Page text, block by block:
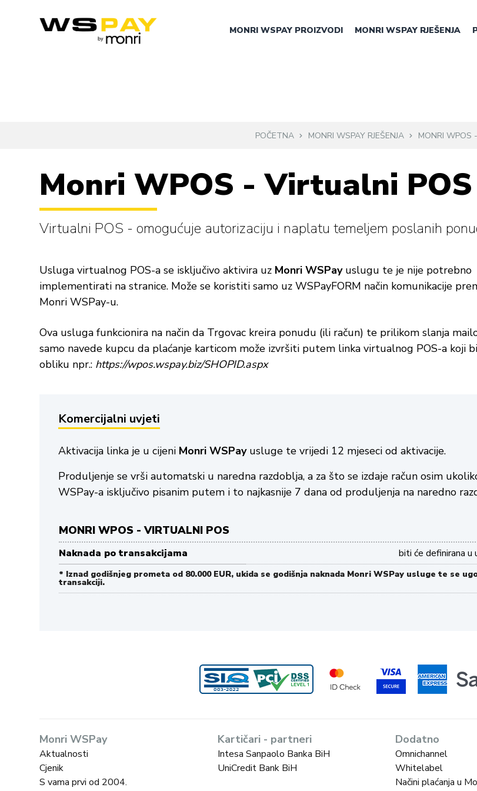
MONRI WSPAY PROIZVODI MONRI WSPAY RJEŠENJA
POČETNA MONRI WSPAY RJEŠENJA MONRI WPOS
Monri WPOS - Virtualni POS
Virtualni POS - omogućuje autorizaciju i naplatu temeljem poslanih
Usluga virtualnog POS-a se isključivo aktivira uz Monri WSPay uslugu te je nije potrebno
implementirati na stranice. Može se koristiti samo uz WSPayFORM način komunikacije
Monri WSPay-u.
Ova usluga funkcionira na način da Trgovac kreira ponudu (ili račun) te prilikom slanja
samo navede kupcu da plaćanje karticom može izvršiti putem linka virtualnog POS-a koji
obliku npr.: https://wpos.wspay.biz/SHOPID.aspx
Komercijalni uvjeti
Aktivacija linka je u cijeni Monri WSPay usluge te vrijedi 12 mjeseci od aktivacije.
Produljenje se vrši automatski u naredna razdoblja, a za što se izdaje račun osim
WSPay-a isključivo pisanim putem i to najkasnije 7 dana od produljenja na naredno
MONRI WPOS - VIRTUALNI POS
Naknada po transakcijama biti će definirana u
* Iznad godišnjeg prometa od 80.000 EUR, ukida se godišnja naknada Monri WSPay usluge te se
transakciji.
Monri WSPay
Aktualnosti
Cjenik
S vama prvi od 2004.
Kartičari - partneri
Intesa Sanpaolo Banka BiH
UniCredit Bank BiH
Dodatno
Omnichannel
Whitelabel
Načini plaćanja u